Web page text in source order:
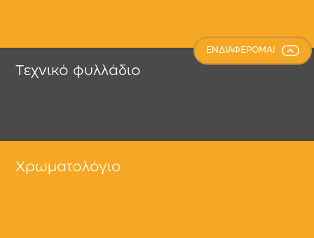
Τεχνικό φυλλάδιο
Χρωματολόγιο
ΕΝΔΙΑΦΕΡΟΜΑΙ